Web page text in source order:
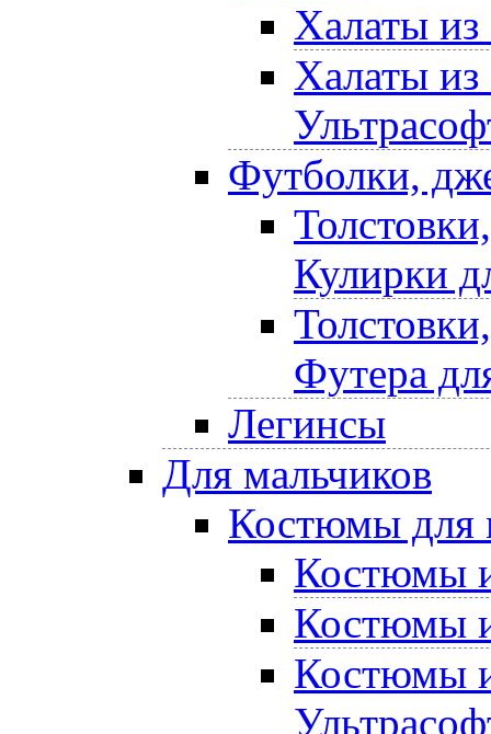
Халаты из
Халаты
Футболки,
Кулирки
Футера
Легинсы
Для мальчиков
Костюмы для
Костюмы
Костюмы
Костюмы